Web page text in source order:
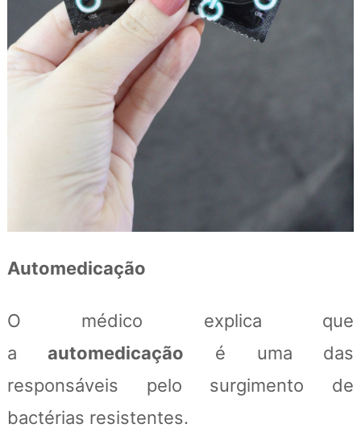
Automedicação
O médico explica que
aautomedicação é uma das
responsáveis pelo surgimento de
bactérias resistentes.